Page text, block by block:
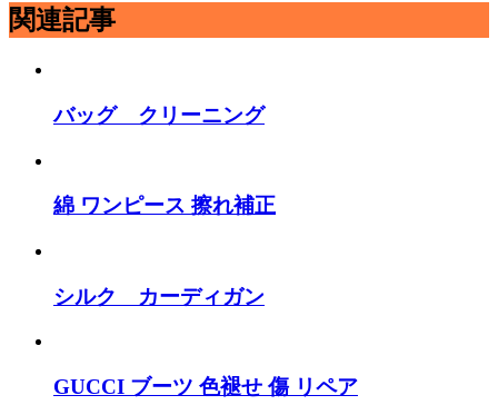
関連記事
バッグ クリーニング
綿 ワンピース 擦れ補正
シルク カーディガン
GUCCI ブーツ 色褪せ 傷 リペア